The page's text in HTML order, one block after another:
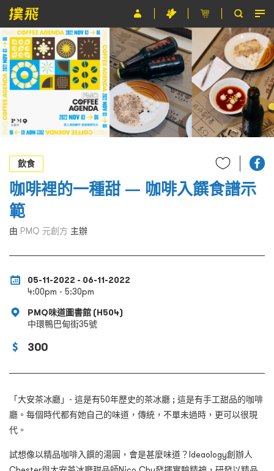
節目
主辦單位
條款及細則
EN
飲食
咖啡裡的一種甜 — 咖啡入饌食譜示
範
由 PMQ 元創方 主辦
05-11-2022 - 06-11-2022
4:00pm - 5:30pm
PMQ味道圖書館 (H504)
中環鴨巴甸街35號
300
「大安茶冰廳」- 這是有50年歷史的茶冰廳 ; 這是有手工甜品的咖啡
廳。每個時代都有她自己的味道，傳統，不單未過時，更可以很現
代。
試想像以精品咖啡入饌的湯圓，會是甚麼味道？Ideaology創辦人